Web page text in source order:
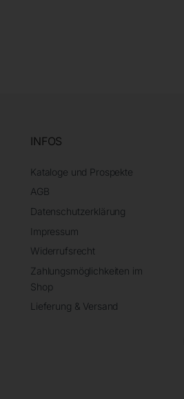
INFOS
Kataloge und Prospekte
AGB
Datenschutzerklärung
Impressum
Widerrufsrecht
Zahlungsmöglichkeiten im
Shop
Lieferung & Versand